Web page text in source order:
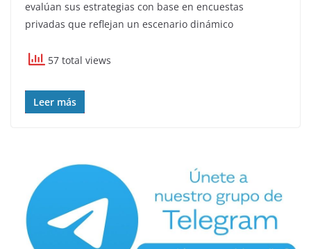
evalúan sus estrategias con base en encuestas
privadas que reflejan un escenario dinámico
57 total views
Leer más